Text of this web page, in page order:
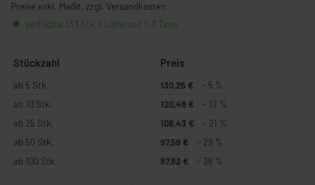
Preise exkl. MwSt. zzgl. Versandkosten
verfügbar (33 Stk.), Lieferzeit 1-3 Tage
Stückzahl Preis
ab 5 Stk. 130,25 €
- 5 %
ab 10 Stk.
120,48 €
- 12 %
ab 25 Stk.
108,43 €
- 21 %
ab 50 Stk.
97,59 €
- 29 %
ab 100 Stk.
87,83 € - 36 %